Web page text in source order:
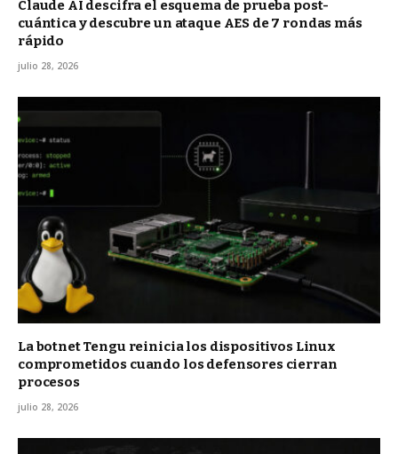
Claude AI descifra el esquema de prueba post-
cuántica y descubre un ataque AES de 7 rondas más
rápido
julio 28, 2026
La botnet Tengu reinicia los dispositivos Linux
comprometidos cuando los defensores cierran
procesos
julio 28, 2026